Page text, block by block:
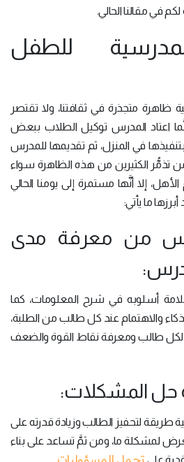
في مقالنا الحالي.
للطفل
ظاهرة متجذرة في ثقافتنا، ولا تقتصر
اعتاد المدرس توكيل الطلاب ببعض
بتنفيذها في المنزل، ثم تقديمها للمدرس
من تذمُّر الكثيرين من هذه الظاهرة سواء
إلا أنَّها مستمرة إلى يومنا الحالي
ما يأتي:
من معرفة مدى
أسلوبه في شرح المعلومات، كما
والاهتمام عند كل طالب من الطلبة،
لكل طالب ومعرفة نقاط القوة والضعف
طريقة لتحفيز الطالب وزيادة قدرته على
لمشكلة ما، ومن ثمَّ تساعد على بناء
على